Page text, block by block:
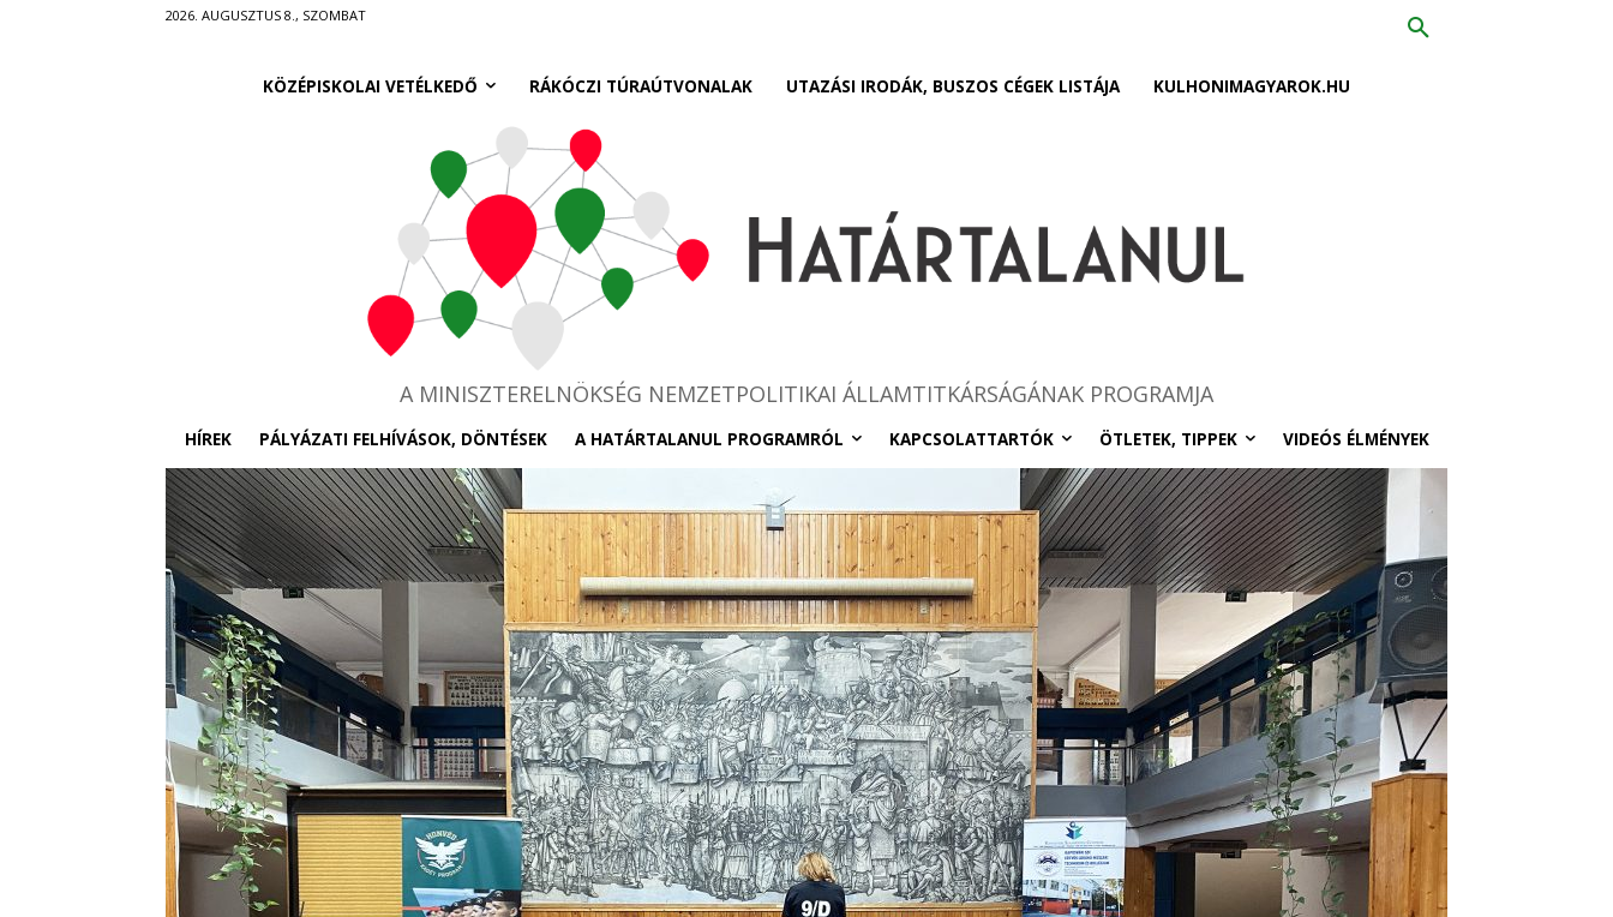
2026. AUGUSZTUS 8., SZOMBAT
KÖZÉPISKOLAI VETÉLKEDŐ RÁKÓCZI TÚRAÚTVONALAK UTAZÁSI IRODÁK, BUSZOS CÉGEK LISTÁJA KULHONIMAGYAROK.HU
A MINISZTERELNÖKSÉG NEMZETPOLITIKAI ÁLLAMTITKÁRSÁGÁNAK PROGRAMJA
HÍREK PÁLYÁZATI FELHÍVÁSOK, DÖNTÉSEK A HATÁRTALANUL PROGRAMRÓL KAPCSOLATTARTÓK ÖTLETEK, TIPPEK VIDEÓS ÉLMÉNYEK